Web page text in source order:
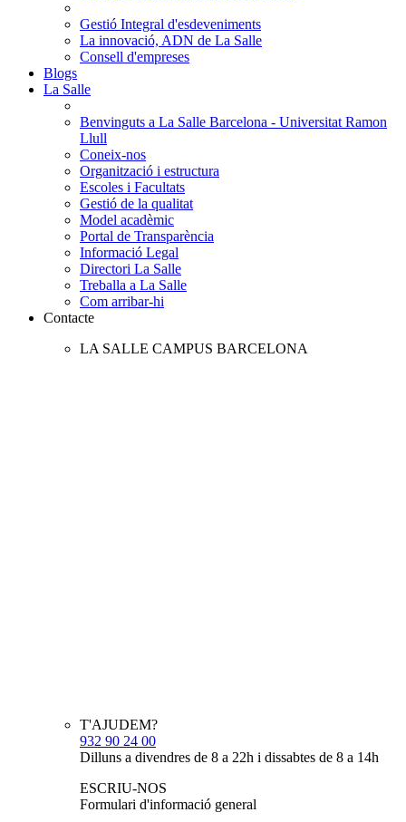
Gestió Integral d'esdeveniments
La innovació, ADN de La Salle
Consell d'empreses
Blogs
La Salle
Benvinguts a La Salle Barcelona - Universitat Ramon
Llull
Coneix-nos
Organització i estructura
Escoles i Facultats
Gestió de la qualitat
Model acadèmic
Portal de Transparència
Informació Legal
Directori La Salle
Treballa a La Salle
Com arribar-hi
Contacte
LA SALLE CAMPUS BARCELONA
T'AJUDEM?
932 90 24 00
Dilluns a divendres de 8 a 22h i dissabtes de 8 a 14h
ESCRIU-NOS
Formulari d'informació general